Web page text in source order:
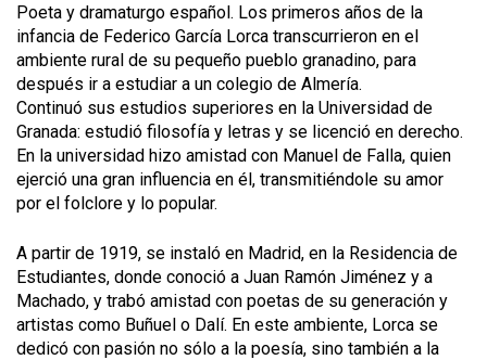
Poeta y dramaturgo español. Los primeros años de la
infancia de Federico García Lorca transcurrieron en el
ambiente rural de su pequeño pueblo granadino, para
después ir a estudiar a un colegio de Almería.
Continuó sus estudios superiores en la Universidad de
Granada: estudió filosofía y letras y se licenció en derecho.
En la universidad hizo amistad con Manuel de Falla, quien
ejerció una gran influencia en él, transmitiéndole su amor
por el folclore y lo popular.
A partir de 1919, se instaló en Madrid, en la Residencia de
Estudiantes, donde conoció a Juan Ramón Jiménez y a
Machado, y trabó amistad con poetas de su generación y
artistas como Buñuel o Dalí. En este ambiente, Lorca se
dedicó con pasión no sólo a la poesía, sino también a la